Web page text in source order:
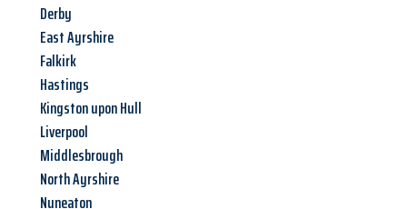
Derby
East Ayrshire
Falkirk
Hastings
Kingston upon Hull
Liverpool
Middlesbrough
North Ayrshire
Nuneaton